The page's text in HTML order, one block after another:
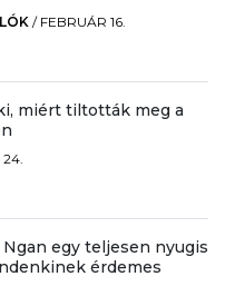
/ FEBRUÁR 16.
miért tiltották meg a
24.
Ngan egy teljesen nyugis
érdemes